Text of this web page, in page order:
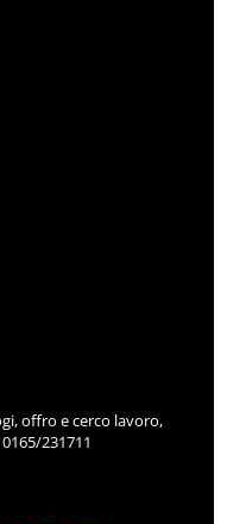
offro e cerco lavoro,
231711